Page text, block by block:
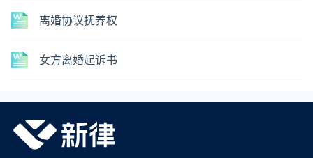
离婚协议抚养权
女方离婚起诉书